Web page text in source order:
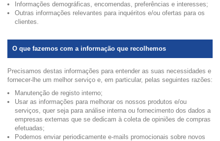
Informações demográficas, encomendas, preferências e interesses;
Outras informações relevantes para inquéritos e/ou ofertas para os
clientes.
O que fazemos com a informação que recolhemos
Precisamos destas informações para entender as suas necessidades e
fornecer-lhe um melhor serviço e, em particular, pelas seguintes razões:
Manutenção de registo interno;
Usar as informações para melhorar os nossos produtos e/ou
serviços, quer seja para análise interna ou fornecimento dos dados a
empresas externas que se dedicam à coleta de opiniões de compras
efetuadas;
Podemos enviar periodicamente e-mails promocionais sobre novos